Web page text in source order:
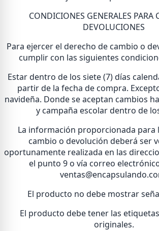
CONDICIONES GENERALES PARA
DEVOLUCIONES
Para ejercer el derecho de cambio o
cumplir con las siguientes
Estar dentro de los siete (7) días
partir de la fecha de compra.
navideña. Donde se aceptan cambios
y campaña escolar dentro de
La información proporcionada para
cambio o devolución deberá ser
oportunamente realizada en las
el punto 9 o vía correo
El producto no debe mostrar
El producto debe tener las
originales.